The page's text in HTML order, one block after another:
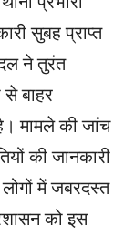
सुबह प्राप्त
ने तुरंत
से बाहर
मामले की जांच
की जानकारी
में जबरदस्त
को इस